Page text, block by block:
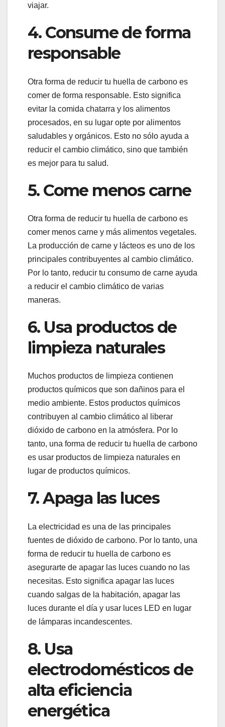
viajar.
4. Consume de forma
responsable
Otra forma de reducir tu huella de carbono es
comer de forma responsable. Esto significa
evitar la comida chatarra y los alimentos
procesados, en su lugar opte por alimentos
saludables y orgánicos. Esto no sólo ayuda a
reducir el cambio climático, sino que también
es mejor para tu salud.
5. Come menos carne
Otra forma de reducir tu huella de carbono es
comer menos carne y más alimentos vegetales.
La producción de carne y lácteos es uno de los
principales contribuyentes al cambio climático.
Por lo tanto, reducir tu consumo de carne ayuda
a reducir el cambio climático de varias
maneras.
6. Usa productos de
limpieza naturales
Muchos productos de limpieza contienen
productos químicos que son dañinos para el
medio ambiente. Estos productos químicos
contribuyen al cambio climático al liberar
dióxido de carbono en la atmósfera. Por lo
tanto, una forma de reducir tu huella de carbono
es usar productos de limpieza naturales en
lugar de productos químicos.
7. Apaga las luces
La electricidad es una de las principales
fuentes de dióxido de carbono. Por lo tanto, una
forma de reducir tu huella de carbono es
asegurarte de apagar las luces cuando no las
necesitas. Esto significa apagar las luces
cuando salgas de la habitación, apagar las
luces durante el día y usar luces LED en lugar
de lámparas incandescentes.
8. Usa
electrodomésticos de
alta eficiencia
energética